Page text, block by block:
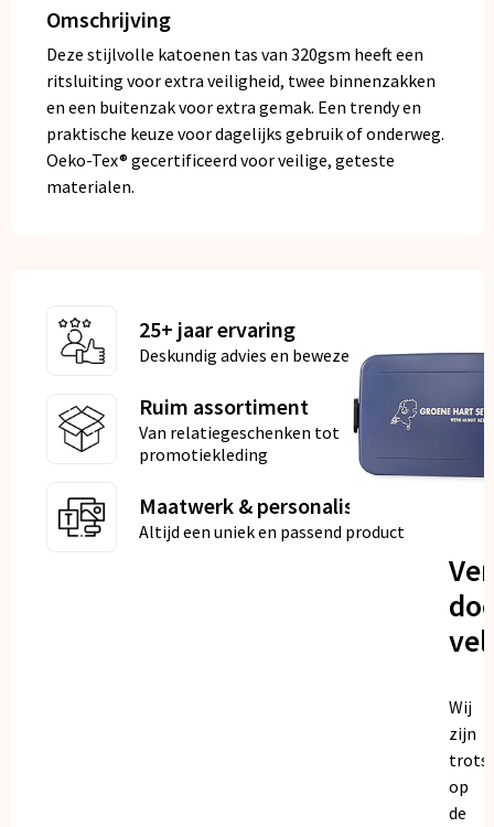
Omschrijving
Deze stijlvolle katoenen tas van 320gsm heeft een
ritsluiting voor extra veiligheid, twee binnenzakken
en een buitenzak voor extra gemak. Een trendy en
praktische keuze voor dagelijks gebruik of onderweg.
Oeko-Tex® gecertificeerd voor veilige, geteste
materialen.
25+ jaar ervaring
Deskundig advies en bewezen kwaliteit
Ruim assortiment
Van relatiegeschenken tot
promotiekleding
Maatwerk & personalisatie
Altijd een uniek en passend product
Wij
zijn
trots
op
de